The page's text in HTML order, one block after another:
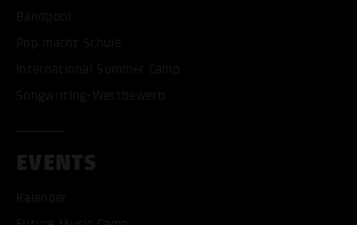
Bandpool
Pop macht Schule
International Summer Camp
Songwriting-Wettbewerb
EVENTS
Kalender